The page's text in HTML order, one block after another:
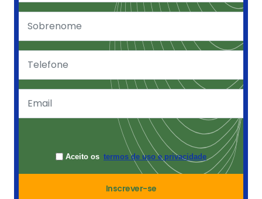
Aceito os termos de uso e privacidade
Inscrever-se